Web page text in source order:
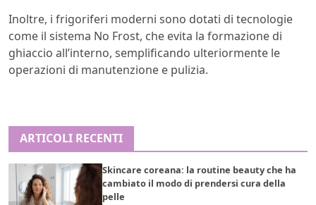
Inoltre, i frigoriferi moderni sono dotati di tecnologie
come il sistema No Frost, che evita la formazione di
ghiaccio all’interno, semplificando ulteriormente le
operazioni di manutenzione e pulizia.
ARTICOLI RECENTI
Skincare coreana: la routine beauty che ha
cambiato il modo di prendersi cura della
pelle